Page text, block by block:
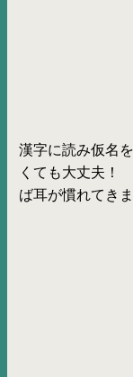
漢字に読み仮名
くても大丈夫！
ば耳が慣れてきま